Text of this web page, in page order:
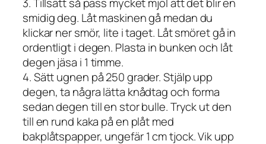
smidig deg. Låt maskinen gå medan du
klickar ner smör, lite i taget. Låt smöret gå in
ordentligt i degen. Plasta in bunken och låt
degen jäsa i 1 timme.
4. Sätt ugnen på 250 grader. Stjälp upp
degen, ta några lätta knådtag och forma
sedan degen till en stor bulle. Tryck ut den
till en rund kaka på en plåt med
bakplåtspapper, ungefär 1 cm tjock. Vik upp